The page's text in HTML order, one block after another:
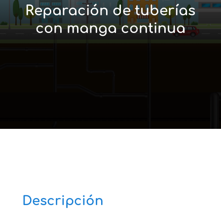
Reparación de tuberías
con manga continua
Descripción